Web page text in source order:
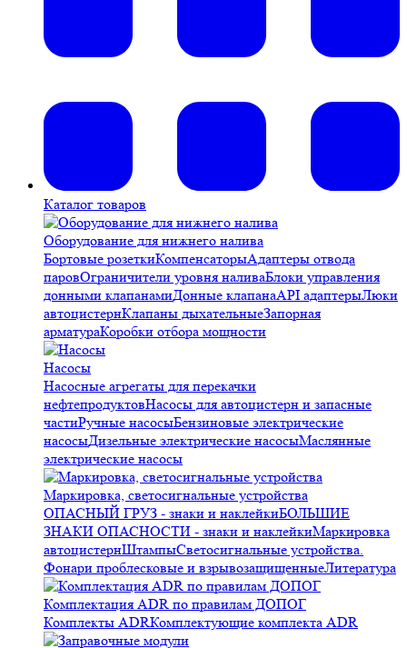
Каталог товаров
Оборудование для нижнего налива
Бортовые розеткиКомпенсаторыАдаптеры отвода
паровОграничители уровня наливаБлоки управления
донными клапанамиДонные клапанаAPI адаптерыЛюки
автоцистернКлапаны дыхательныеЗапорная
арматураКоробки отбора мощности
Насосы
Насосные агрегаты для перекачки
нефтепродуктовНасосы для автоцистерн и запасные
частиРучные насосыБензиновые электрические
насосыДизельные электрические насосыМаслянные
электрические насосы
Маркировка, светосигнальные устройства
ОПАСНЫЙ ГРУЗ - знаки и наклейкиБОЛЬШИЕ
ЗНАКИ ОПАСНОСТИ - знаки и наклейкиМаркировка
автоцистернШтампыСветосигнальные устройства.
Фонари проблесковые и взрывозащищенныеЛитература
Комплектация ADR по правилам ДОПОГ
Комплекты ADRКомплектующие комплекта ADR